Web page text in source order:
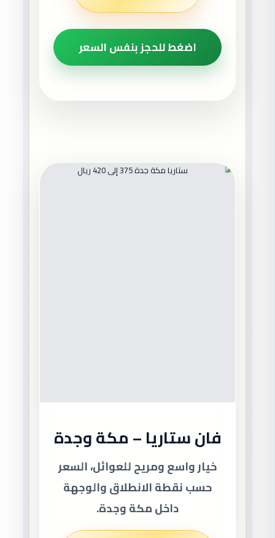
اضغط للحجز بنفس السعر
فان ستاريا – مكة وجدة
خيار واسع ومريح للعوائل، السعر
حسب نقطة الانطلاق والوجهة
داخل مكة وجدة.